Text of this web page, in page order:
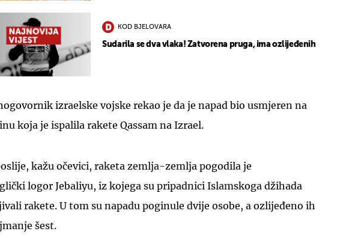
KOD BJELOVARA
Sudarila se dva vlaka! Zatvorena pruga, ima ozlijeđenih
izraelske vojske rekao je da je napad bio usmjeren na
koja je ispalila rakete Qassam na Izrael.
kažu očevici, raketa zemlja-zemlja pogodila je
logor Jebaliyu, iz kojega su pripadnici Islamskoga džihada
rakete. U tom su napadu poginule dvije osobe, a ozlijeđeno ih
šest.